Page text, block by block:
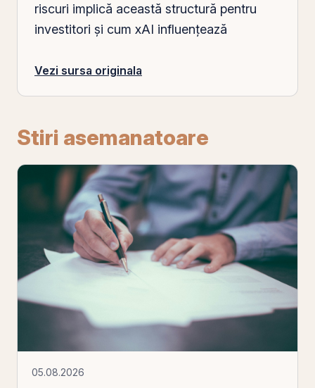
riscuri implică această structură pentru
investitori și cum xAI influențează
Vezi sursa originala
Stiri asemanatoare
05.08.2026